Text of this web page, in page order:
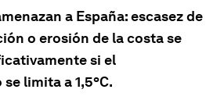
a España: escasez de
o erosión de la costa se
si el
limita a 1,5ºC.